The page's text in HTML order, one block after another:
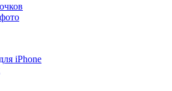
iPhone